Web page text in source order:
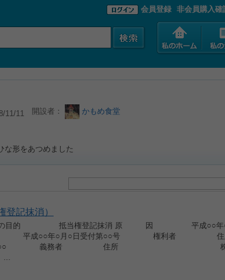
会員登録 非会員購入確
11/11 開設者： かもめ食堂
な形をあつめました
登記抹消）
の目的 抵当権登記抹消 原 因 平成○○年○
記 平成○○年○月○日受付第○○号 権利者 住
務者 住所 株式
...